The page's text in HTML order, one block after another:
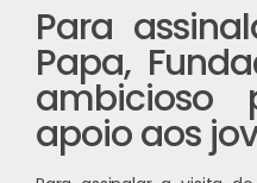
Para
Papa,
ambicioso
apoio aos